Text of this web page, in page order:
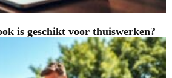
is geschikt voor thuiswerken?